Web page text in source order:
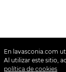
En lavasconia.com
Al utilizar este sitio,
política de cookies